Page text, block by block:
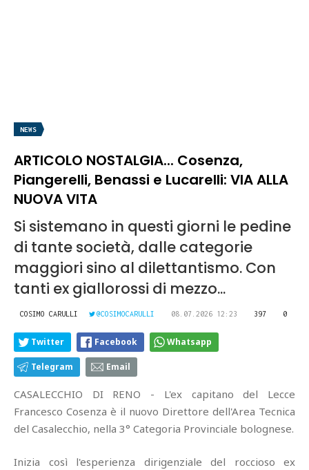
NEWS
ARTICOLO NOSTALGIA... Cosenza,
Piangerelli, Benassi e Lucarelli: VIA ALLA
NUOVA VITA
Si sistemano in questi giorni le pedine
di tante società, dalle categorie
maggiori sino al dilettantismo. Con
tanti ex giallorossi di mezzo...
COSIMO CARULLI @COSIMOCARULLI 08.07.2026 12:23 397 0
Twitter Facebook Whatsapp
Telegram Email
CASALECCHIO DI RENO - L'ex capitano del Lecce
Francesco Cosenza è il nuovo Direttore dell'Area Tecnica
del Casalecchio, nella 3° Categoria Provinciale bolognese.
Inizia così l'esperienza dirigenziale del roccioso ex